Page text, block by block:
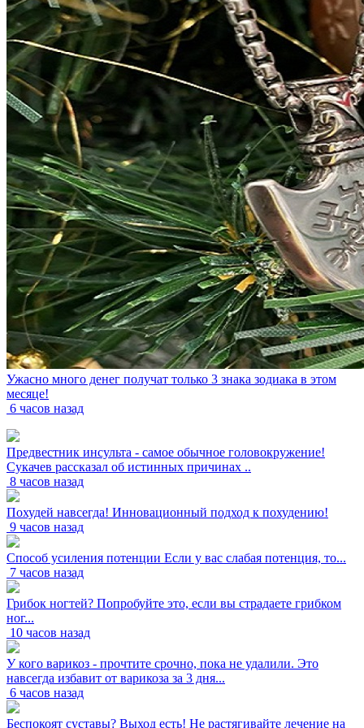
Ужасно много денег получат только 3 знака зодиака в этом
месяце!
6 часов назад
Предвестник инсульта - самое обычное головокружение!
Сукачев рассказал об истинных причинах ..
8 часов назад
Похудей навсегда! Инновационный подход к похудению!
9 часов назад
Способ усиления потенции Если у вас слабая потенция, то...
7 часов назад
Грибок ногтей? Попробуйте это, если вы страдаете грибком
ног...
10 часов назад
У кого варикоз - прочтите срочно, пока не удалили. Это
навсегда избавит от варикоза за 3 дня...
6 часов назад
Беспокоят суставы? Выход есть! Не растягивайте лечение на